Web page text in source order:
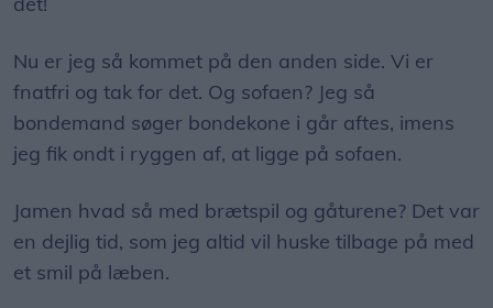
Nu er jeg så kommet på den anden side. Vi er
fnatfri og tak for det. Og sofaen? Jeg så
bondemand søger bondekone i går aftes, imens
jeg fik ondt i ryggen af, at ligge på sofaen.
Jamen hvad så med brætspil og gåturene? Det var
en dejlig tid, som jeg altid vil huske tilbage på med
et smil på læben.